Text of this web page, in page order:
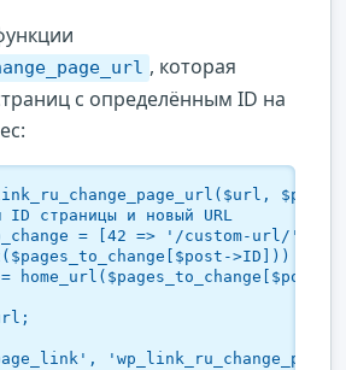
, которая
с определённым ID на
ID страницы и новый URL
= [42 => '/custom-url/', 56
>ID])) {
home_url($pages_to_change[$post-